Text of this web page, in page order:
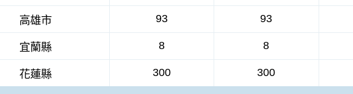
高雄市 93 93
宜蘭縣 8 8
花蓮縣 300 300